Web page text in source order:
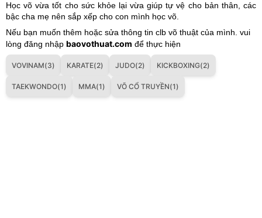
Học võ vừa tốt cho sức khỏe lại vừa giúp tự vệ cho bản thân, các
bậc cha mẹ nên sắp xếp cho con mình học võ.
Nếu bạn muốn thêm hoặc sửa thông tin clb võ thuật của mình. vui
lòng đăng nhập baovothuat.com để thực hiện
VOVINAM(3) KARATE(2) JUDO(2) KICKBOXING(2)
TAEKWONDO(1) MMA(1) VÕ CỔ TRUYỀN(1)